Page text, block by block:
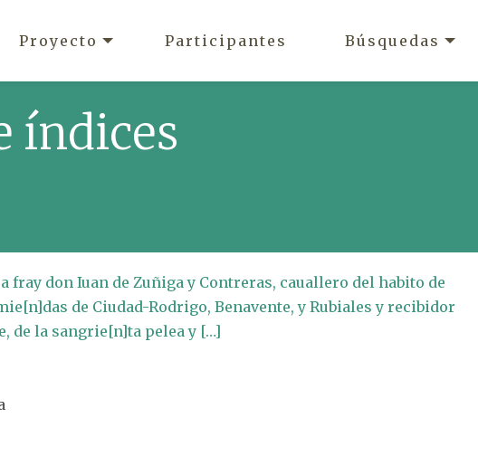
Proyecto Participantes Búsquedas
índices
fray don Iuan de Zuñiga y Contreras, cauallero del habito de
de Ciudad-Rodrigo, Benavente, y Rubiales y recibidor
de la sangrie[n]ta pelea y […]